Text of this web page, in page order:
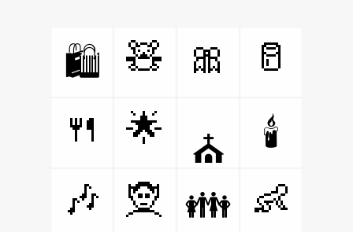
🛍️ 🧸 🎀
🥛
🍴
🌟
⛪
🕯️
🎶
🧝 👪 👶